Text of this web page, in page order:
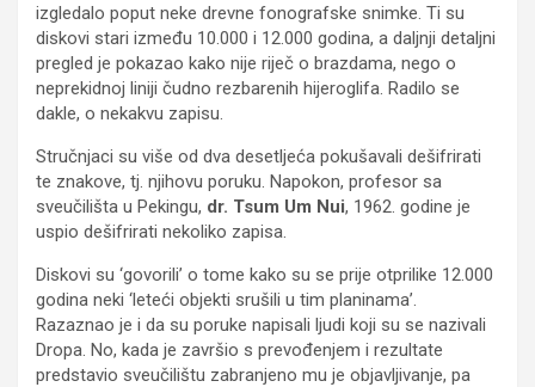
izgledalo poput neke drevne fonografske snimke. Ti su
diskovi stari između 10.000 i 12.000 godina, a daljnji detaljni
pregled je pokazao kako nije riječ o brazdama, nego o
neprekidnoj liniji čudno rezbarenih hijeroglifa. Radilo se
dakle, o nekakvu zapisu.
Stručnjaci su više od dva desetljeća pokušavali dešifrirati
te znakove, tj. njihovu poruku. Napokon, profesor sa
sveučilišta u Pekingu, dr. Tsum Um Nui, 1962. godine je
uspio dešifrirati nekoliko zapisa.
Diskovi su ‘govorili’ o tome kako su se prije otprilike 12.000
godina neki ‘leteći objekti srušili u tim planinama’.
Razaznao je i da su poruke napisali ljudi koji su se nazivali
Dropa. No, kada je završio s prevođenjem i rezultate
predstavio sveučilištu zabranjeno mu je objavljivanje, pa